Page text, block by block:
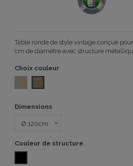
Table ronde de style vintage conçue
cm de diamètre avec structure
Choix couleur
Dimensions
Couleur de structure